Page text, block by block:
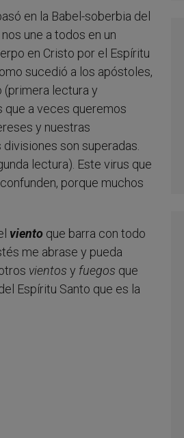
en la Babel-soberbia del
une a todos en un
en Cristo por el Espíritu
sucedió a los apóstoles,
(primera lectura y
que a veces queremos
y nuestras
son superadas.
lectura). Este virus que
porque muchos
viento que barra con todo
me abrase y pueda
vientos y fuegos que
Espíritu Santo que es la